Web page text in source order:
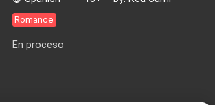
Romance
En proceso